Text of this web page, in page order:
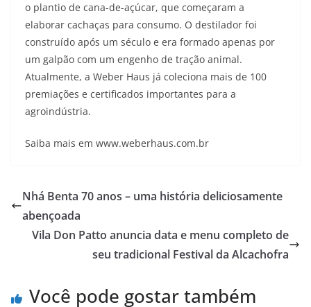
o plantio de cana-de-açúcar, que começaram a
elaborar cachaças para consumo. O destilador foi
construído após um século e era formado apenas por
um galpão com um engenho de tração animal.
Atualmente, a Weber Haus já coleciona mais de 100
premiações e certificados importantes para a
agroindústria.
Saiba mais em www.weberhaus.com.br
Nhá Benta 70 anos – uma história deliciosamente
abençoada
Vila Don Patto anuncia data e menu completo de
seu tradicional Festival da Alcachofra
Você pode gostar também